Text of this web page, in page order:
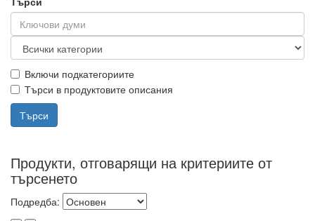
Включи подкатегориите
Търси в продуктовите описания
Продукти, отговарящи на критериите от
търсенето
Подредба: